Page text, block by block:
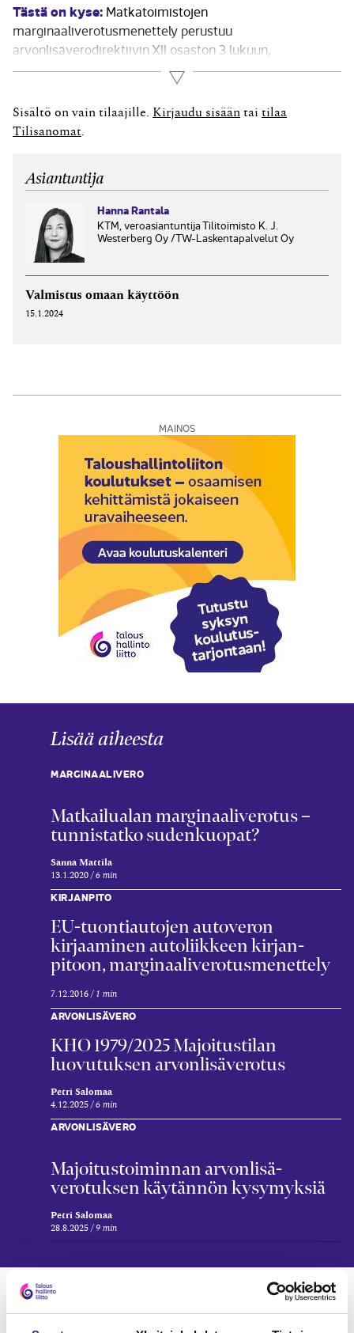
Tästä on kyse: Matkatoimistojen
marginaaliverotusmenettely perustuu
arvonlisäverodirektiivin XII osaston 3 lukuun,
kansalliseen lainsäädäntöön menettely on
implementoitu arvonlisäverolain 66, 69g, 71, 80, 114a,
122.3, 147a ja 209e §:n 16 kohtaan. Lisäksi aiheesta on
annettu Verohallinnon ohje Matkailualan
Lue lisää
Sisältö on vain tilaajille. Kirjaudu sisään tai tilaa
Tilisanomat
Asiantuntija
Hanna Rantala
KTM, veroasiantuntija Tilitoimisto K. J.
Westerberg Oy /TW-Laskentapalvelut Oy
Valmistus omaan käyttöön
15.1.2024
MAINOS
Lisää aiheesta
MARGINAALIVERO
Matkailualan marginaaliverotus –
tunnistatko sudenkuopat?
Sanna Mattila
13.1.2020 6 min
KIRJANPITO
EU-tuontiautojen autoveron
kirjaaminen autoliikkeen kirjan­
pitoon, marginaaliverotusmenettely
7.12.2016 1 min
ARVONLISÄVERO
KHO 1979/2025 Majoitustilan
luovutuksen arvonlisäverotus
Petri Salomaa
4.12.2025 6 min
ARVONLISÄVERO
Majoitus­toiminnan arvonlisä­
verotuksen käytännön kysymyksiä
Petri Salomaa
28.8.2025 9 min
Verkkokoulutukset